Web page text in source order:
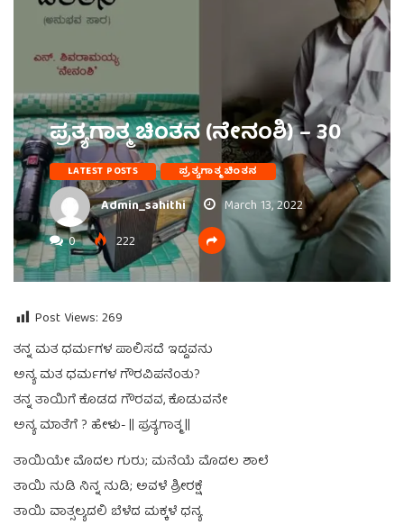
ಪ್ರತ್ಯಗಾತ್ಮ ಚಿಂತನ (ನೇನಂಶಿ) – 30
LATEST POSTS ಪ್ರತ್ಯಗಾತ್ಮ ಚಿಂತನ
Admin_sahithi
March 13, 2022
0
222
Post Views: 269
ತನ್ನ ಮತ ಧರ್ಮಗಳ ಪಾಲಿಸದೆ ಇದ್ದವನು
ಅನ್ಯ ಮತ ಧರ್ಮಗಳ ಗೌರವಿಪನೆಂತು?
ತನ್ನ ತಾಯಿಗೆ ಕೊಡದ ಗೌರವವ, ಕೊಡುವನೇ
ಅನ್ಯ ಮಾತೆಗೆ ? ಹೇಳು- || ಪ್ರತ್ಯಗಾತ್ಮ ||
ತಾಯಿಯೇ ಮೊದಲ ಗುರು; ಮನೆಯೆ ಮೊದಲ ಶಾಲೆ
ತಾಯಿ ನುಡಿ ನಿನ್ನ ನುಡಿ; ಅವಳೆ ಶ್ರೀರಕ್ಷೆ
ತಾಯಿ ವಾತ್ಸಲ್ಯದಲಿ ಬೆಳೆದ ಮಕ್ಕಳೆ ಧನ್ಯ